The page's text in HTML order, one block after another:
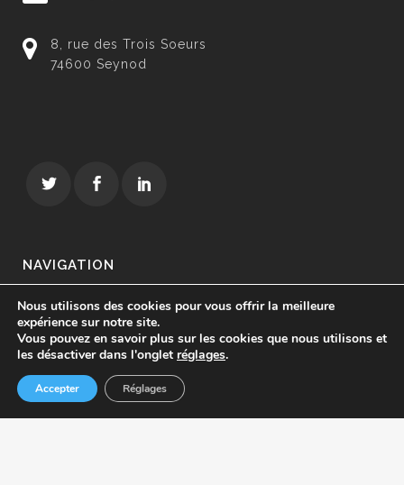
8, rue des Trois Soeurs
74600 Seynod
NAVIGATION
Accueil
Création de sites Internet
Hébergement de sites Internet
Nous utilisons des cookies pour vous offrir la meilleure
expérience sur notre site.
Vous pouvez en savoir plus sur les cookies que nous utilisons et
les désactiver dans l'onglet réglages.
Accepter Réglages